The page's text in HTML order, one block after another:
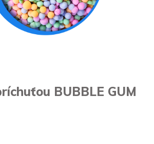
BUBBLE GUM